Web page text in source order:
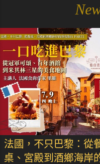
法國，不只巴黎：從
桌、宮殿到酒鄉海岸